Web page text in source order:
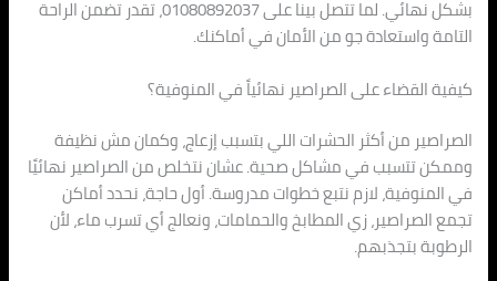
بشكل نهائي. لما تتصل بينا على 01080892037، تقدر تضمن الراحة
التامة واستعادة جو من الأمان في أماكنك.
كيفية القضاء على الصراصير نهائياً في المنوفية؟
الصراصير من أكثر الحشرات اللي بتسبب إزعاج، وكمان مش نظيفة
وممكن تتسبب في مشاكل صحية. عشان نتخلص من الصراصير نهائيًا
في المنوفية، لازم نتبع خطوات مدروسة. أول حاجة، نحدد أماكن
تجمع الصراصير، زي المطابخ والحمامات، ونعالج أي تسرب ماء، لأن
الرطوبة بتجذبهم.